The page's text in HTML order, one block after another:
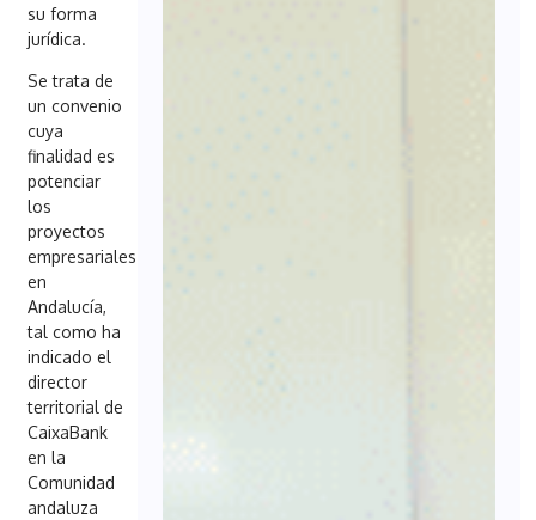
su forma
jurídica.
Se trata de
un convenio
cuya
finalidad es
potenciar
los
proyectos
empresariales
en
Andalucía,
tal como ha
indicado el
director
territorial de
CaixaBank
en la
Comunidad
andaluza